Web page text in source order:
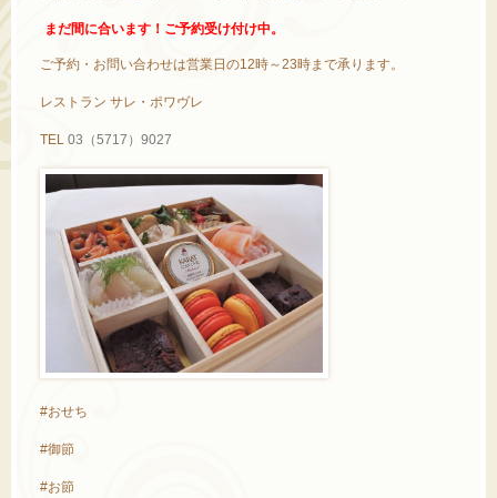
まだ間に合います！ご予約受け付け中。
ご予約・お問い合わせは営業日の12時～23時まで承ります。
レストラン サレ・ポワヴレ
TEL03 （5717 ）9027
#おせち
#御節
#お節